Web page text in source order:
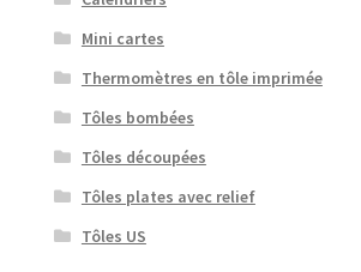
Mini cartes
Thermomètres en tôle imprimée
Tôles bombées
Tôles découpées
Tôles plates avec relief
Tôles US